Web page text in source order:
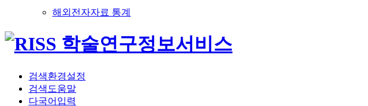
해외전자자료 통계
검색환경설정
검색도움말
다국어입력